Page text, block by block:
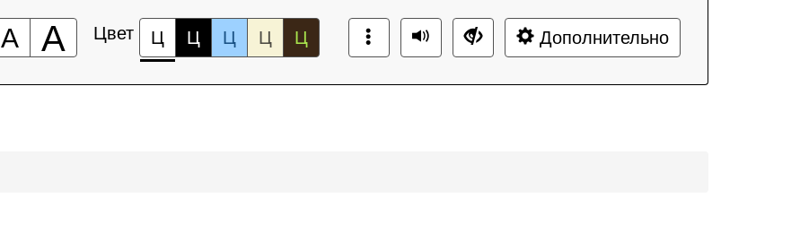
А А Цвет Ц Ц Ц Ц Ц Дополнительно